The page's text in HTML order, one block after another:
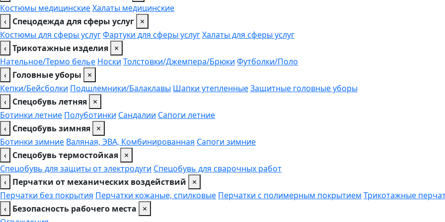
Костюмы медицинскиеХалаты медицинские
‹ Спецодежда для сферы услуг ×
Костюмы для сферы услугФартуки для сферы услугХалаты для сферы услуг
‹ Трикотажные изделия ×
Нательное/Термо белье Носки Толстовки/Джемпера/Брюки Футболки/Поло
‹ Головные уборы
×
Кепки/Бейсболки Подшлемники/Балаклавы Шапки утепленныеЗащитные головные уборы
‹ Спецобувь летняя ×
Ботинки летние Полуботинки Сандалии Сапоги летние
‹ Спецобувь зимняя ×
Ботинки зимние Валяная, ЭВА, Комбинированная Сапоги зимние
‹ Спецобувь термостойкая ×
Спецобувь для защиты от электродуги Спецобувь для сварочных работ
‹ Перчатки от механических воздействий
×
Перчатки без покрытия Перчатки кожаные, спилковые Перчатки с полимерным покрытием Трикотажные
‹ Безопасность рабочего места
×